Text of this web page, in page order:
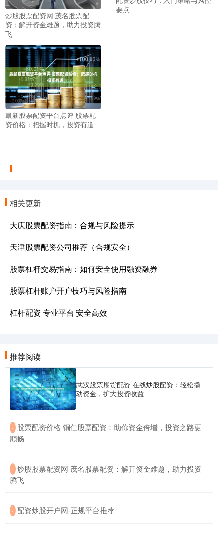
炒股股票配资网 茂名股票配
资：解开资金难题，助力投资腾
飞
要点
最新股票配资平台点评 股票配
资价格：把握时机，投资有道
相关更新
大庆股票配资指南：合规与风险提示
天津股票配资公司推荐（合规安全）
股票杠杆交易指南：如何安全使用融资融券
股票杠杆账户开户技巧与风险指南
杠杆配资 专业平台 安全高效
推荐阅读
武汉股票期货配资 在线炒股配资：轻松撬
动资金，扩大投资收益
· ​股票配资价格 铜仁股票配资：助你资金倍增，投资之路更
顺畅
· ​炒股股票配资网 茂名股票配资：解开资金难题，助力投资
腾飞
· ​配资炒股开户网-正规平台推荐